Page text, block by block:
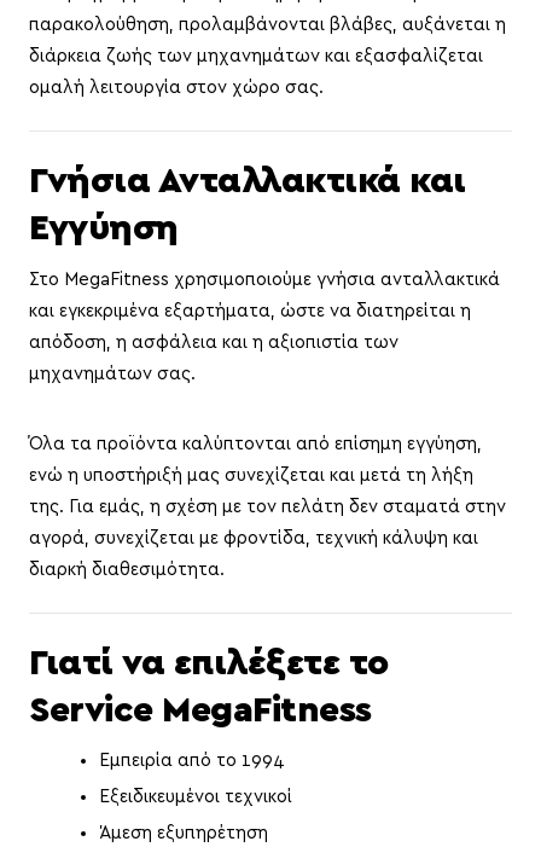
παρακολούθηση, προλαμβάνονται βλάβες, αυξάνεται η
διάρκεια ζωής των μηχανημάτων και εξασφαλίζεται
ομαλή λειτουργία στον χώρο σας.
Γνήσια Ανταλλακτικά και
Εγγύηση
Στο MegaFitness χρησιμοποιούμε γνήσια ανταλλακτικά
και εγκεκριμένα εξαρτήματα, ώστε να διατηρείται η
απόδοση, η ασφάλεια και η αξιοπιστία των
μηχανημάτων σας.
Όλα τα προϊόντα καλύπτονται από επίσημη εγγύηση,
ενώ η υποστήριξή μας συνεχίζεται και μετά τη λήξη
της. Για εμάς, η σχέση με τον πελάτη δεν σταματά στην
αγορά, συνεχίζεται με φροντίδα, τεχνική κάλυψη και
διαρκή διαθεσιμότητα.
Γιατί να επιλέξετε το
Service MegaFitness
Εμπειρία από το 1994
Εξειδικευμένοι τεχνικοί
Άμεση εξυπηρέτηση